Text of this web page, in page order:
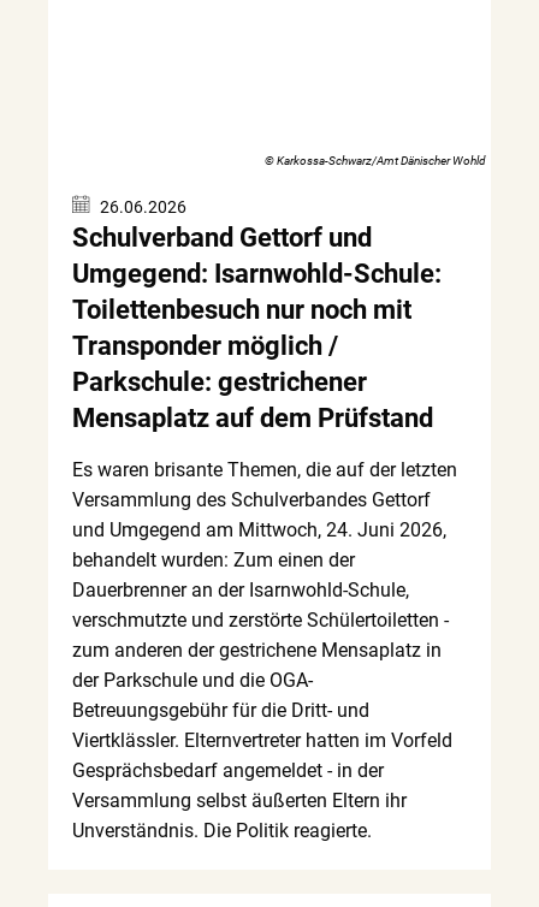
© Karkossa-Schwarz/Amt Dänischer Wohld
26.06.2026
Schulverband Gettorf und
Umgegend: Isarnwohld-Schule:
Toilettenbesuch nur noch mit
Transponder möglich /
Parkschule: gestrichener
Mensaplatz auf dem Prüfstand
Es waren brisante Themen, die auf der letzten
Versammlung des Schulverbandes Gettorf
und Umgegend am Mittwoch, 24. Juni 2026,
behandelt wurden: Zum einen der
Dauerbrenner an der Isarnwohld-Schule,
verschmutzte und zerstörte Schülertoiletten -
zum anderen der gestrichene Mensaplatz in
der Parkschule und die OGA-
Betreuungsgebühr für die Dritt- und
Viertklässler. Elternvertreter hatten im Vorfeld
Gesprächsbedarf angemeldet - in der
Versammlung selbst äußerten Eltern ihr
Unverständnis. Die Politik reagierte.